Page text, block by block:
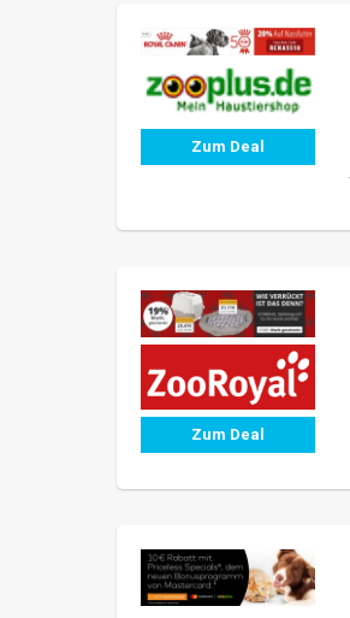
Zum Deal
Zum Deal